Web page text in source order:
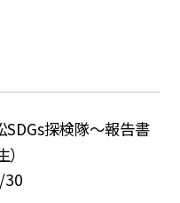
SDGs探検隊〜報告書
）
30